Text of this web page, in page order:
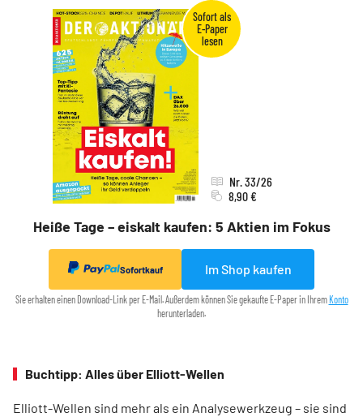
Heiße Tage – eiskalt kaufen: 5 Aktien im Fokus
Nr. 33/26
8,90 €
Sofortkauf Im Shop kaufen
Sie erhalten einen Download-Link per E-Mail. Außerdem können Sie gekaufte E-Paper in Ihrem Konto
herunterladen.
Buchtipp: Alles über Elliott-Wellen
Elliott-Wellen sind mehr als ein Analysewerkzeug – sie sind